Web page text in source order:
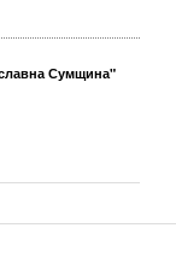
Сумщина"